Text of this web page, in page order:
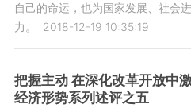
自己的命运，也为国家发展、社会
力。
2018-12-19 10:35:19
把握主动 在深化改革开放中
经济形势系列述评之五